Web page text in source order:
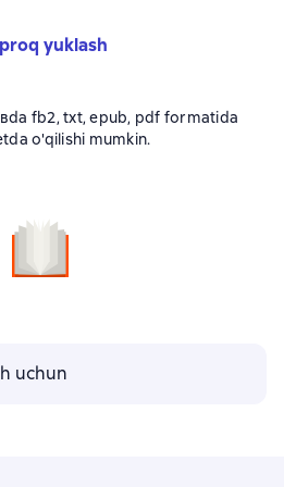
yuklash
fb2, txt, epub, pdf formatida
o'qilishi mumkin.
uchun